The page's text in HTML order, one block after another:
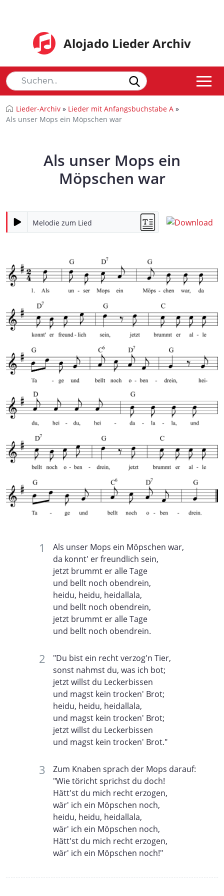
Alojado Lieder Archiv
Lieder-Archiv » Lieder mit Anfangsbuchstabe A »
Als unser Mops ein Möpschen war
Als unser Mops ein
Möpschen war
Melodie zum Lied
Als unser Mops ein Möpschen war,
da konnt' er freundlich sein,
jetzt brummt er alle Tage
und bellt noch obendrein,
heidu, heidu, heidallala,
und bellt noch obendrein,
jetzt brummt er alle Tage
und bellt noch obendrein.
"Du bist ein recht verzog'n Tier,
sonst nahmst du, was ich bot;
jetzt willst du Leckerbissen
und magst kein trocken' Brot;
heidu, heidu, heidallala,
und magst kein trocken' Brot;
jetzt willst du Leckerbissen
und magst kein trocken' Brot."
Zum Knaben sprach der Mops darauf:
"Wie töricht sprichst du doch!
Hätt'st du mich recht erzogen,
wär' ich ein Möpschen noch,
heidu, heidu, heidallala,
wär' ich ein Möpschen noch,
Hätt'st du mich recht erzogen,
wär' ich ein Möpschen noch!"